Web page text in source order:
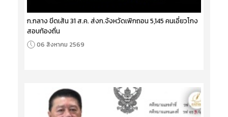
ก.กลาง ขีดเส้น 31 ส.ค. ส่งก.จังหวัดเพิกถอน 5,145 คนเอี่ยวโกง
สอบท้องถิ่น
06 สิงหาคม 2569